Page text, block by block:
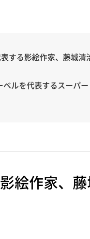
する影絵作家、藤城清
ベルを代表するスーパ
絵作家、